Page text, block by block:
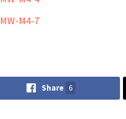
Share 6